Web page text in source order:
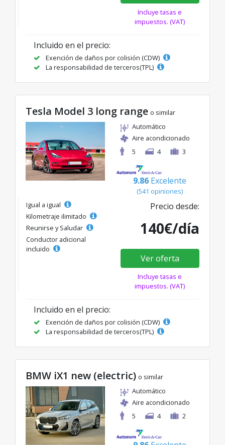
Incluye tasas e
impuestos. (VAT)
Incluido en el precio:
Exención de daños por colisión (CDW)
La responsabilidad de terceros(TPL)
Tesla Model 3 long range o similar
Automático
Aire acondicionado
5
4 3
9.86 Excelente
(541 opiniones)
Igual a igual
Kilometraje ilimitado
Reunirse y Saludar
Conductor adicional
incluido
Precio desde:
140€/día
Ver oferta
Incluye tasas e
impuestos. (VAT)
Incluido en el precio:
Exención de daños por colisión (CDW)
La responsabilidad de terceros(TPL)
BMW iX1 new (electric) o similar
Automático
Aire acondicionado
5
4 2